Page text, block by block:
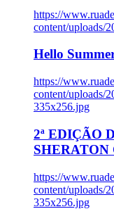
https://
content/uploads/
Hello
https://
content/uploads/
335x256.jpg
2ª EDIÇÃO
SHERATON
https://
content/uploads/
335x256.jpg